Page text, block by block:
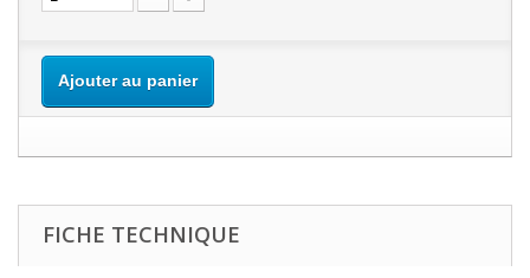
Ajouter au panier
FICHE TECHNIQUE